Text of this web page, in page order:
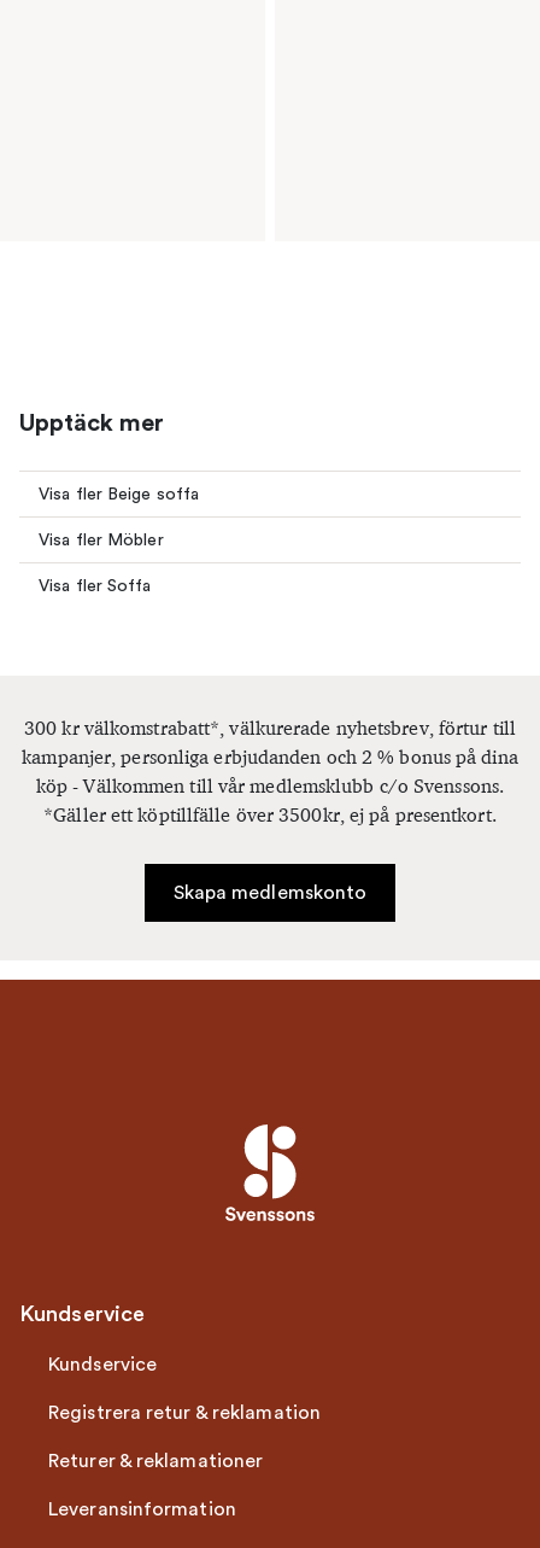
Upptäck mer
Visa fler Beige soffa
Visa fler Möbler
Visa fler Soffa
300 kr välkomstrabatt*, välkurerade nyhetsbrev, förtur till
kampanjer, personliga erbjudanden och 2 % bonus på dina
köp - Välkommen till vår medlemsklubb c/o Svenssons.
*Gäller ett köptillfälle över 3500kr, ej på presentkort.
Skapa medlemskonto
Kundservice
Kundservice
Registrera retur & reklamation
Returer & reklamationer
Leveransinformation